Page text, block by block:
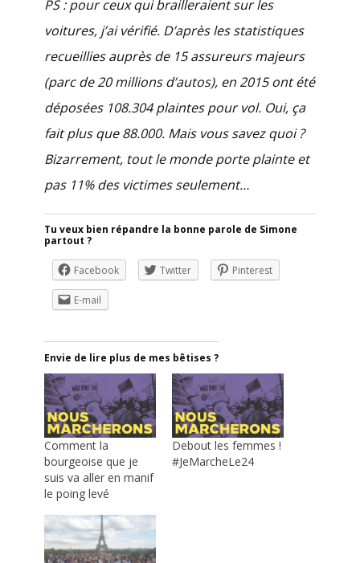
PS : pour ceux qui brailleraient sur les
voitures, j’ai vérifié. D’après les statistiques
recueillies auprès de 15 assureurs majeurs
(parc de 20 millions d’autos), en 2015 ont été
déposées 108.304 plaintes pour vol. Oui, ça
fait plus que 88.000. Mais vous savez quoi ?
Bizarrement, tout le monde porte plainte et
pas 11% des victimes seulement…
Tu veux bien répandre la bonne parole de Simone
partout ?
Facebook Twitter Pinterest
E-mail
Envie de lire plus de mes bêtises ?
Comment la
bourgeoise que je
suis va aller en manif
le poing levé
Debout les femmes !
#JeMarcheLe24